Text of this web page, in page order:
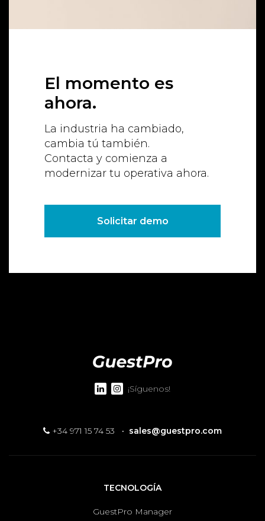
El momento es
ahora.
La industria ha cambiado,
cambia tú también.
Contacta y comienza a
modernizar tu operativa ahora.
Solicitar demo
¡Síguenos!
+34 971 15 74 53 · sales@guestpro.com
TECNOLOGÍA
GuestPro Manager